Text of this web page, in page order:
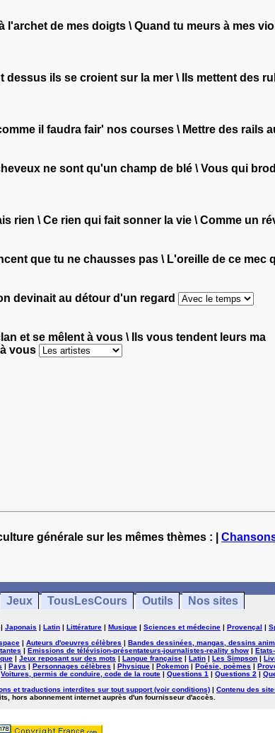
de mes doigts \ Quand tu meurs à mes
ils se croient sur la mer \ Ils mettent des
il faudra fair' nos courses \ Mettre des rails
ne sont qu'un champ de blé \ Vous qui
rien \ Ce rien qui fait sonner la vie \ Comme un
que tu ne chausses pas \ L'oreille de ce mec
devinait au détour d'un regard
et se mêlent à vous \ Ils vous tendent leurs ma
vous
générale sur les mêmes thèmes : |
Jeux TousLesCours Outils Nos sites
| Japonais | Latin | Littérature | Musique | Sciences et médecine | Provençal |
| Auteurs d'oeuvres célèbres | Bandes dessinées, mangas, dessins
| Emissions de télévision-présentateurs-journalistes-reality show |
| Jeux reposant sur des mots | Langue française | Latin | Les Simpson |
| Pays | Personnages célèbres | Physique | Pokemon | Poésie, poèmes |
Voitures, permis de conduire, code de la route | Questions 1 | Questions 2 |
et traductions interdites sur tout support (voir conditions) | Contenu des
hors abonnement internet auprès d'un fournisseur d'accès.